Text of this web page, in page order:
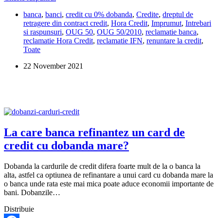
cere
dobanda
pentru
banii
cont.
banca, banci, credit cu 0% dobanda, Credite, dreptul de
retragere din contract credit, Hora Credit, Imprumut, Intrebari
si raspunsuri, OUG 50, OUG 50/2010, reclamatie banca,
reclamatie Hora Credit, reclamatie IFN, renuntare la credit,
Toate
22 November 2021
La care banca refinantez un card de
credit cu dobanda mare?
Dobanda la cardurile de credit difera foarte mult de la o banca la
alta, astfel ca optiunea de refinantare a unui card cu dobanda mare la
o banca unde rata este mai mica poate aduce economii importante de
bani. Dobanzile…
Distribuie